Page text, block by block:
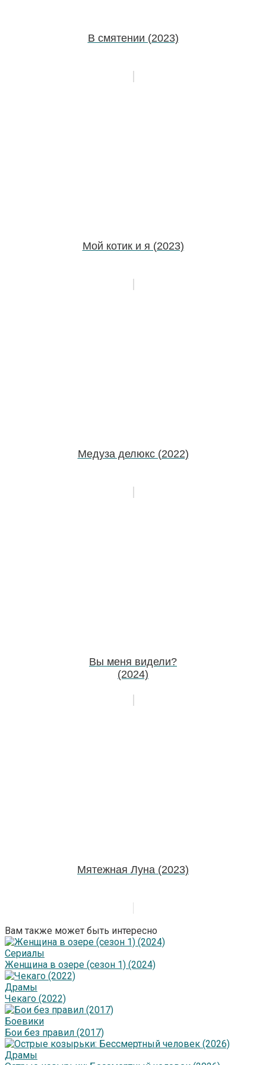
В смятении (2023)
Мой котик и я (2023)
Медуза делюкс (2022)
Вы меня видели?
(2024)
Мятежная Луна (2023)
Вам также может быть интересно
Сериалы
Женщина в озере (сезон 1) (2024)
Драмы
Чекаго (2022)
Боевики
Бои без правил (2017)
Драмы